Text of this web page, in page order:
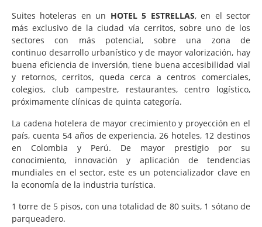
Suites hoteleras en un HOTEL 5 ESTRELLAS, en el sector
más exclusivo de la ciudad vía cerritos, sobre uno de los
sectores con más potencial, sobre una zona de
continuo desarrollo urbanístico y de mayor valorización, hay
buena eficiencia de inversión, tiene buena accesibilidad vial
y retornos, cerritos, queda cerca a centros comerciales,
colegios, club campestre, restaurantes, centro logístico,
próximamente clínicas de quinta categoría.
La cadena hotelera de mayor crecimiento y proyección en el
país, cuenta 54 años de experiencia, 26 hoteles, 12 destinos
en Colombia y Perú. De mayor prestigio por su
conocimiento, innovación y aplicación de tendencias
mundiales en el sector, este es un potencializador clave en
la economía de la industria turística.
1 torre de 5 pisos, con una totalidad de 80 suits, 1 sótano de
parqueadero.